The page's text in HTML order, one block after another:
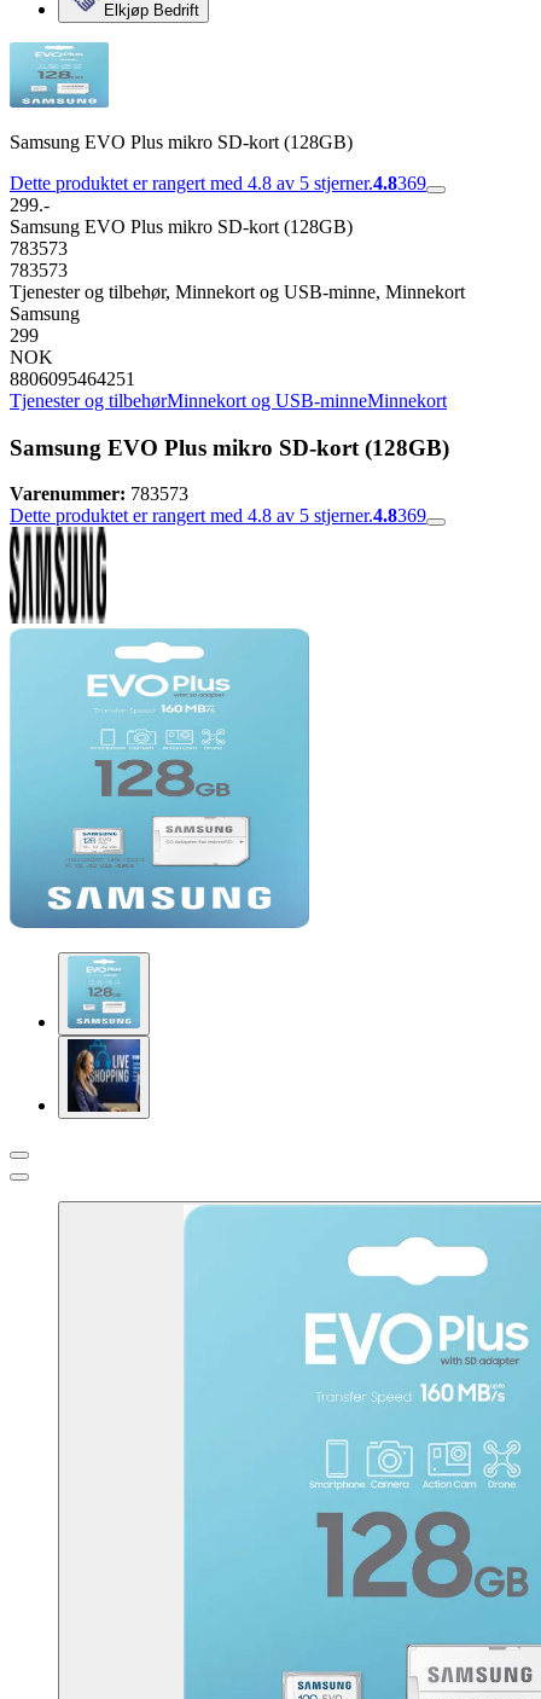
Elkjøp Bedrift
Samsung EVO Plus mikro SD-kort (128GB)
Dette produktet er rangert med 4.8 av 5 stjerner.4.8369
299.-
Samsung EVO Plus mikro SD-kort (128GB)
783573
783573
Tjenester og tilbehør, Minnekort og USB-minne, Minnekort
Samsung
299
NOK
8806095464251
Tjenester og tilbehørMinnekort og USB-minneMinnekort
Samsung EVO Plus mikro SD-kort (128GB)
Varenummer: 783573
Dette produktet er rangert med 4.8 av 5 stjerner.4.8369